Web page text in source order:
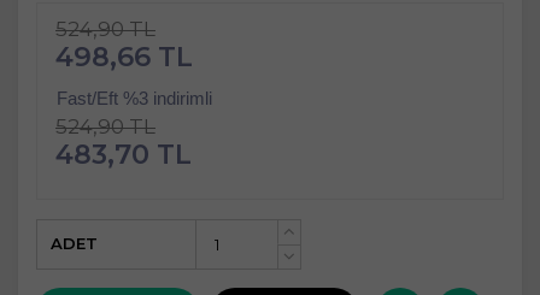
524,90 TL
498,66 TL
Fast/Eft %3 indirimli
524,90 TL
483,70 TL
+
ADET